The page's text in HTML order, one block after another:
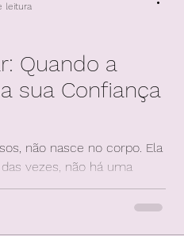
Quando a
sua Confiança
não nasce no corpo. Ela
da disfunção erétil. O que
de desempenho: a
leitura